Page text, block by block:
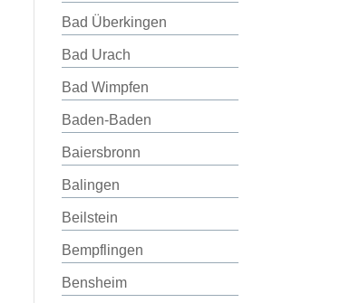
Bad Überkingen
Bad Urach
Bad Wimpfen
Baden-Baden
Baiersbronn
Balingen
Beilstein
Bempflingen
Bensheim